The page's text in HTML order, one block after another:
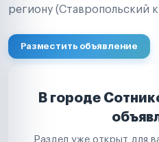
региону (Ставропольский
Разместить объявление
В городе
Раздел уже открыт для